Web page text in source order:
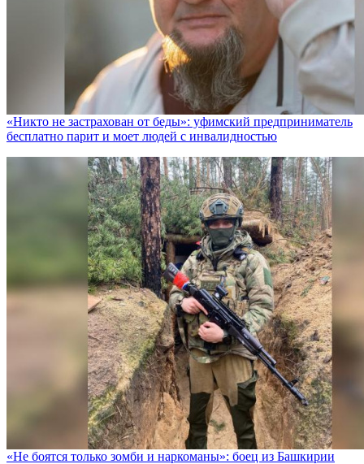
«Никто не заcтрахован от беды»: уфимский предприниматель
бесплатно парит и моет людей с инвалидностью
«Не боятся только зомби и наркоманы»: боец из Башкирии